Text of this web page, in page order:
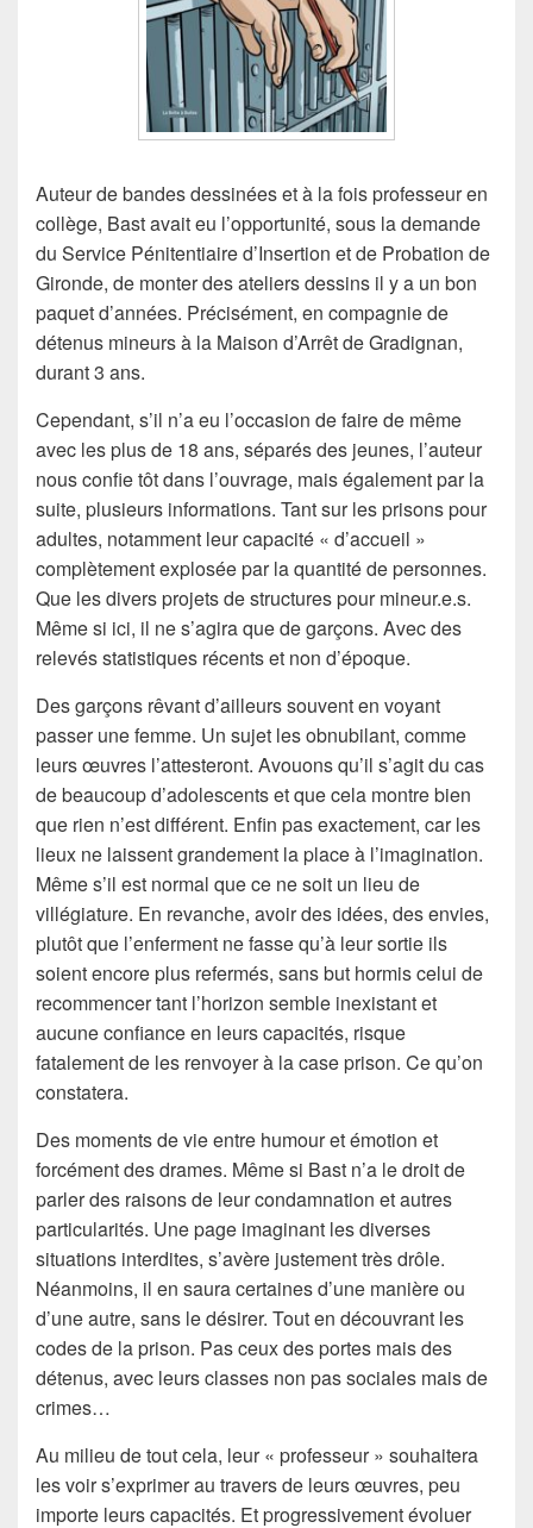
Auteur de bandes dessinées et à la fois professeur en
collège, Bast avait eu l’opportunité, sous la demande
du Service Pénitentiaire d’Insertion et de Probation de
Gironde, de monter des ateliers dessins il y a un bon
paquet d’années. Précisément, en compagnie de
détenus mineurs à la Maison d’Arrêt de Gradignan,
durant 3 ans.
Cependant, s’il n’a eu l’occasion de faire de même
avec les plus de 18 ans, séparés des jeunes, l’auteur
nous confie tôt dans l’ouvrage, mais également par la
suite, plusieurs informations. Tant sur les prisons pour
adultes, notamment leur capacité « d’accueil »
complètement explosée par la quantité de personnes.
Que les divers projets de structures pour mineur.e.s.
Même si ici, il ne s’agira que de garçons. Avec des
relevés statistiques récents et non d’époque.
Des garçons rêvant d’ailleurs souvent en voyant
passer une femme. Un sujet les obnubilant, comme
leurs œuvres l’attesteront. Avouons qu’il s’agit du cas
de beaucoup d’adolescents et que cela montre bien
que rien n’est différent. Enfin pas exactement, car les
lieux ne laissent grandement la place à l’imagination.
Même s’il est normal que ce ne soit un lieu de
villégiature. En revanche, avoir des idées, des envies,
plutôt que l’enferment ne fasse qu’à leur sortie ils
soient encore plus refermés, sans but hormis celui de
recommencer tant l’horizon semble inexistant et
aucune confiance en leurs capacités, risque
fatalement de les renvoyer à la case prison. Ce qu’on
constatera.
Des moments de vie entre humour et émotion et
forcément des drames. Même si Bast n’a le droit de
parler des raisons de leur condamnation et autres
particularités. Une page imaginant les diverses
situations interdites, s’avère justement très drôle.
Néanmoins, il en saura certaines d’une manière ou
d’une autre, sans le désirer. Tout en découvrant les
codes de la prison. Pas ceux des portes mais des
détenus, avec leurs classes non pas sociales mais de
crimes…
Au milieu de tout cela, leur « professeur » souhaitera
les voir s’exprimer au travers de leurs œuvres, peu
importe leurs capacités. Et progressivement évoluer